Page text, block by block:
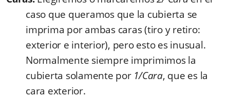
caso que queramos que la cubierta se
imprima por ambas caras (tiro y retiro:
exterior e interior), pero esto es inusual.
Normalmente siempre imprimimos la
cubierta solamente por 1/Cara, que es la
cara exterior.